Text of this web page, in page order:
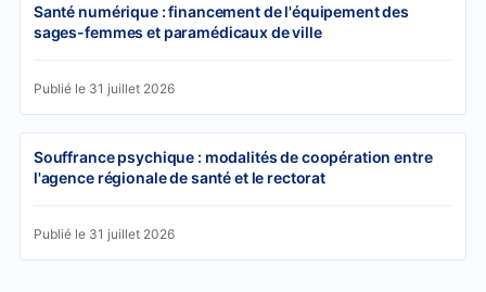
Santé numérique : financement de l'équipement des
sages-femmes et paramédicaux de ville
Publié le 31 juillet 2026
Souffrance psychique : modalités de coopération entre
l'agence régionale de santé et le rectorat
Publié le 31 juillet 2026